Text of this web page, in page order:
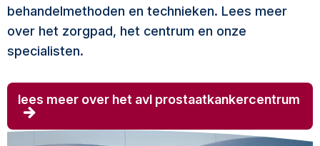
behandelmethoden en technieken. Lees meer
over het zorgpad, het centrum en onze
specialisten.
lees meer over het avl prostaatkankercentrum